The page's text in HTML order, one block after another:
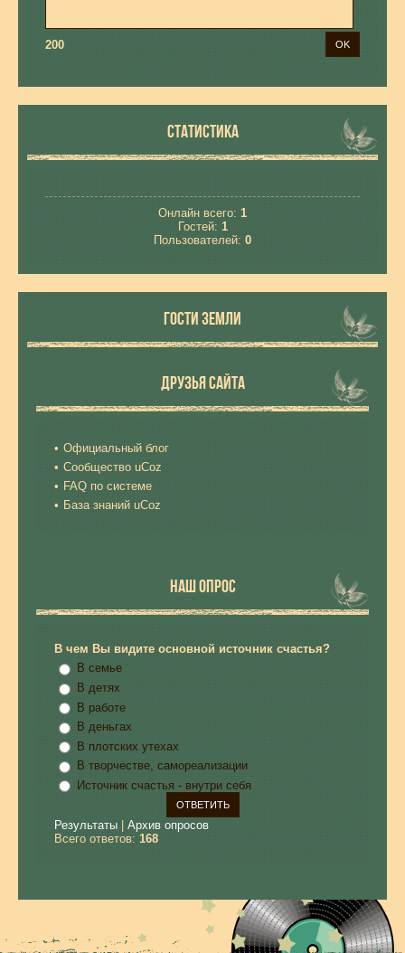
200
СТАТИСТИКА
Онлайн всего: 1
Гостей: 1
Пользователей: 0
ГОСТИ ЗЕМЛИ
ДРУЗЬЯ САЙТА
Официальный блог
Сообщество uCoz
FAQ по системе
База знаний uCoz
НАШ ОПРОС
В чем Вы видите основной источник счастья?
В семье
В детях
В работе
В деньгах
В плотских утехах
В творчестве, самореализации
Источник счастья - внутри себя
Результаты
Архив опросов
Всего ответов: 168